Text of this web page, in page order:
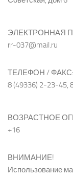
ЭЛЕКТРОННАЯ
rr-037@mail.ru
ТЕЛЕФОН / ФАКС:
8 (49336) 2-23-45,
ВОЗРАСТНОЕ
+16
ВНИМАНИЕ!
Использование